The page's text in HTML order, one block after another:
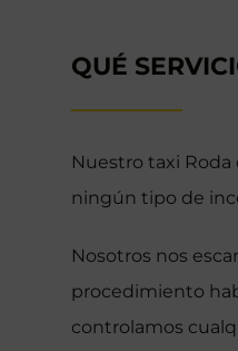
QUÉ
Nuestro taxi
ningún tipo de
Nosotros nos
procedimiento
controlamos